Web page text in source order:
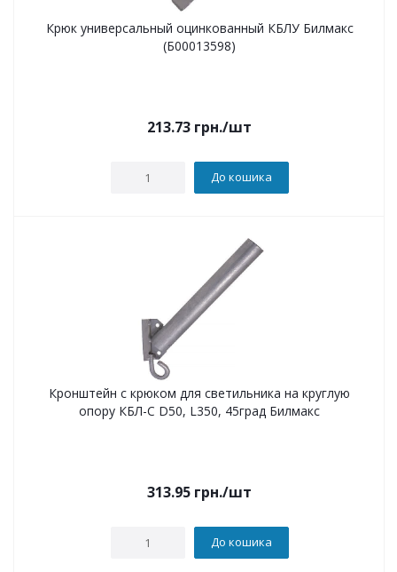
Крюк универсальный оцинкованный КБЛУ Билмакс
(Б00013598)
213.73 грн./шт
До кошика
Кронштейн с крюком для светильника на круглую
опору КБЛ-С D50, L350, 45град Билмакс
313.95 грн./шт
До кошика